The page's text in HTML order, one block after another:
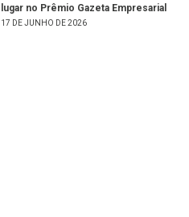
lugar no Prêmio Gazeta Empresarial
17 DE JUNHO DE 2026